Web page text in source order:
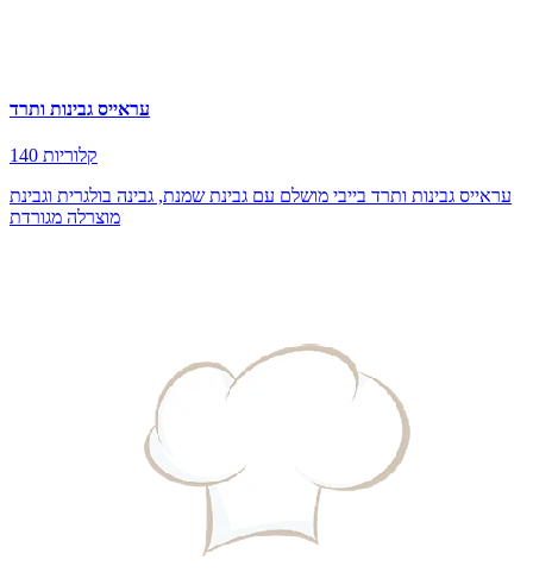
עראייס גבינות ותרד
140 קלוריות
עראייס גבינות ותרד בייבי מושלם עם גבינת שמנת, גבינה בולגרית וגבינת
מוצרלה מגורדת